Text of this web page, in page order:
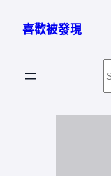
喜歡被發現